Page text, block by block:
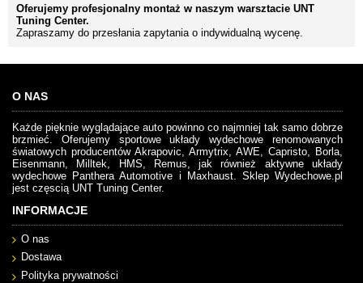
Oferujemy profesjonalny montaż w naszym warsztacie UNT
Tuning Center.
Zapraszamy do przesłania zapytania o indywidualną wycenę.
O NAS
Każde pięknie wyglądające auto powinno co najmniej tak samo dobrze
brzmieć. Oferujemy sportowe układy wydechowe renomowanych
światowych producentów Akrapovic, Armytrix, AWE, Capristo, Borla,
Eisenmann, Milltek, HMS, Remus, jak również aktywne układy
wydechowe Panthera Automotive i Maxhaust. Sklep Wydechowe.pl
jest częscią UNT Tuning Center.
INFORMACJE
O nas
Dostawa
Polityka prywatności